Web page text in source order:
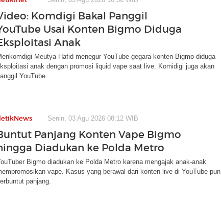
Komdigi Bakal Panggil
Usai Konten Bigmo Diduga
Anak
Meutya Hafid menegur YouTube gegara konten Bigmo diduga
anak dengan promosi liquid vape saat live. Komidigi juga akan
YouTube.
Senin, 03 Agu 2026 08:12 WIB
Panjang Konten Vape Bigmo
Diadukan ke Polda Metro
Bigmo diadukan ke Polda Metro karena mengajak anak-anak
vape. Kasus yang berawal dari konten live di YouTube pun
panjang.